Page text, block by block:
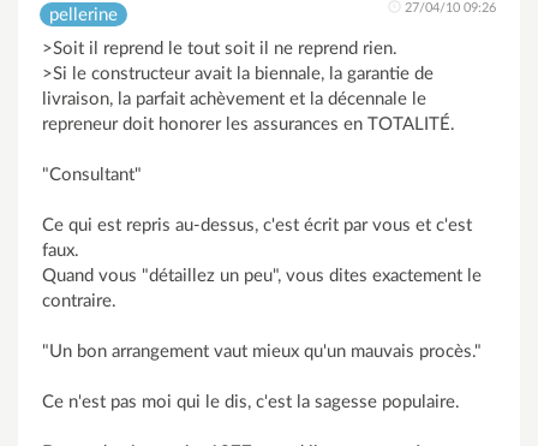
pellerine 27/04/10 09:26
>Soit il reprend le tout soit il ne reprend rien.
>Si le constructeur avait la biennale, la garantie de
livraison, la parfait achèvement et la décennale le
repreneur doit honorer les assurances en TOTALITÉ.
"Consultant"
Ce qui est repris au-dessus, c'est écrit par vous et c'est
faux.
Quand vous "détaillez un peu", vous dites exactement le
contraire.
"Un bon arrangement vaut mieux qu'un mauvais procès."
Ce n'est pas moi qui le dis, c'est la sagesse populaire.